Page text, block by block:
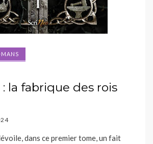
: la fabrique des rois
dans ce premier tome, un fait